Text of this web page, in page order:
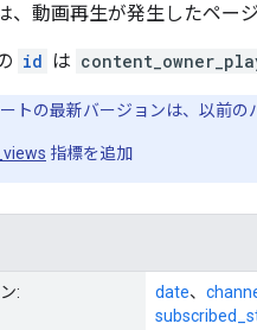
、動画再生が発生したペ
id は
トの最新バージョンは、以前の
指標を追加
: date、